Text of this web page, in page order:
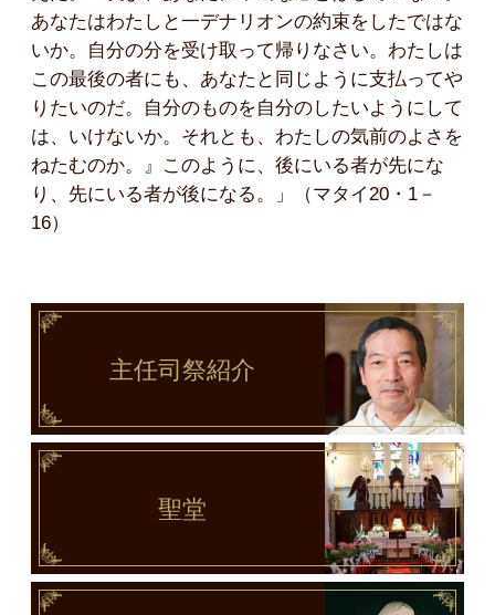
あなたはわたしと一デナリオンの約束をしたではな
いか。自分の分を受け取って帰りなさい。わたしは
この最後の者にも、あなたと同じように支払ってや
りたいのだ。自分のものを自分のしたいようにして
は、いけないか。それとも、わたしの気前のよさを
ねたむのか。』このように、後にいる者が先にな
り、先にいる者が後になる。」（マタイ20・1－
16）
主任司祭紹介
聖堂